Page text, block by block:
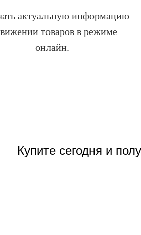
актуальную информацию
товаров в режиме
онлайн.
Купите сегодня и